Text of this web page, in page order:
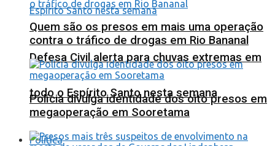
Defesa Civil alerta para chuvas extremas em
todo o Espírito Santo nesta semana
Política
Quem são os presos em mais uma operação
contra o tráfico de drogas em Rio Bananal
Polícia divulga identidade dos oito presos em
megaoperação em Sooretama